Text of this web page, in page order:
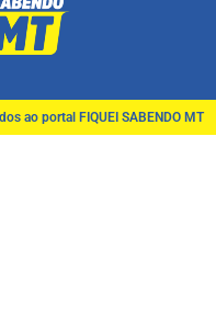
ao portal FIQUEI SABENDO MT